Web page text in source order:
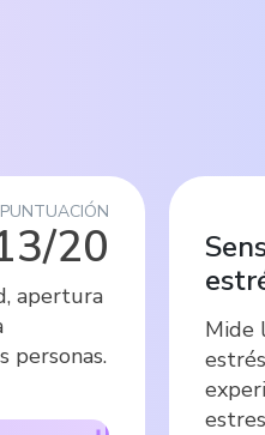
20
apertura
personas.
Mide